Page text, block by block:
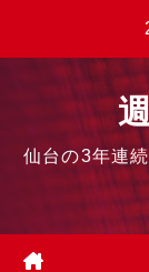
仙台の3年連